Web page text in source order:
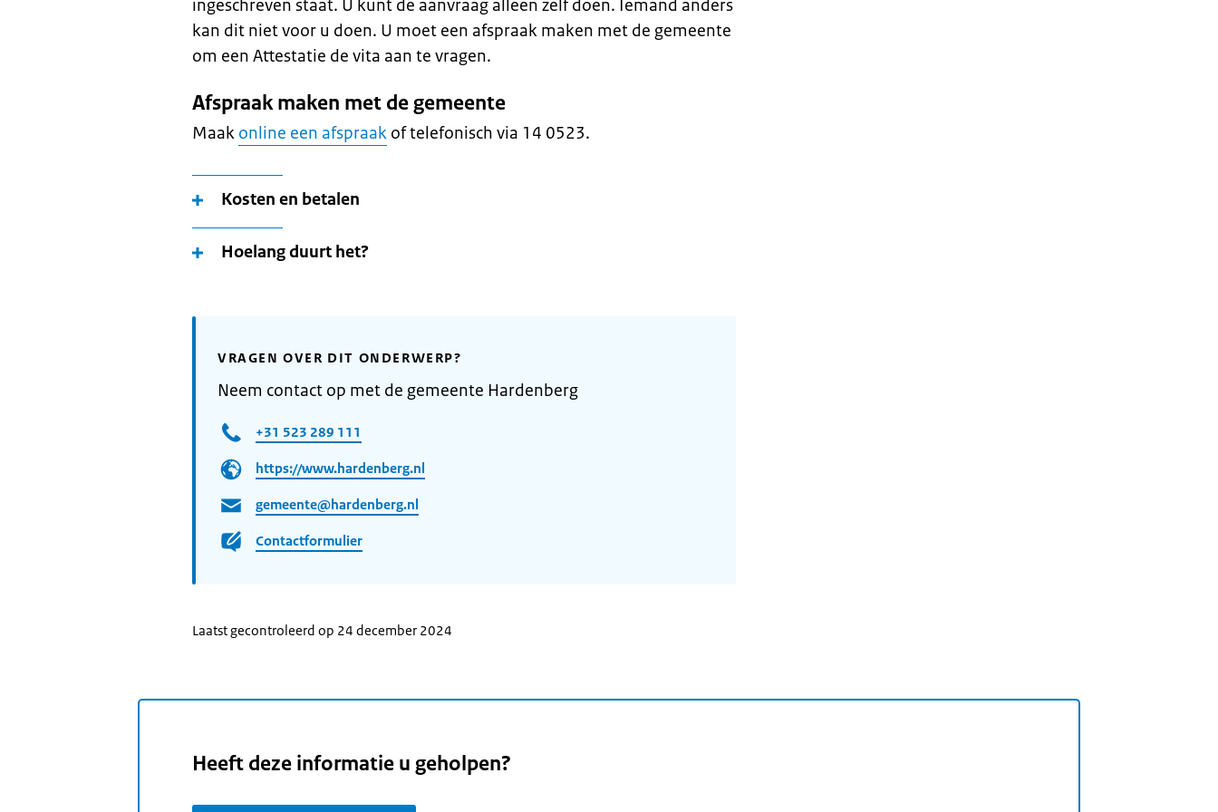
ingeschreven staat. U kunt de aanvraag alleen zelf doen. Iemand anders
kan dit niet voor u doen. U moet een afspraak maken met de gemeente
om een Attestatie de vita aan te vragen.
Afspraak maken met de gemeente
Maak online een afspraak of telefonisch via 14 0523.
Kosten en betalen
Hoelang duurt het?
VRAGEN OVER DIT ONDERWERP?
Neem contact op met de gemeente Hardenberg
+31 523 289 111
https://www.hardenberg.nl
gemeente@hardenberg.nl
Contactformulier
Laatst gecontroleerd op 24 december 2024
Heeft deze informatie u geholpen?